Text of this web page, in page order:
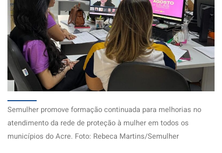
Semulher promove formação continuada para melhorias no
atendimento da rede de proteção à mulher em todos os
municípios do Acre. Foto: Rebeca Martins/Semulher